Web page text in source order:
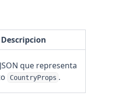
Descripcion
que representa
CountryProps .